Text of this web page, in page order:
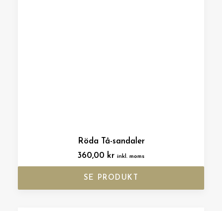
Röda Tå-sandaler
360,00 kr inkl. moms
SE PRODUKT